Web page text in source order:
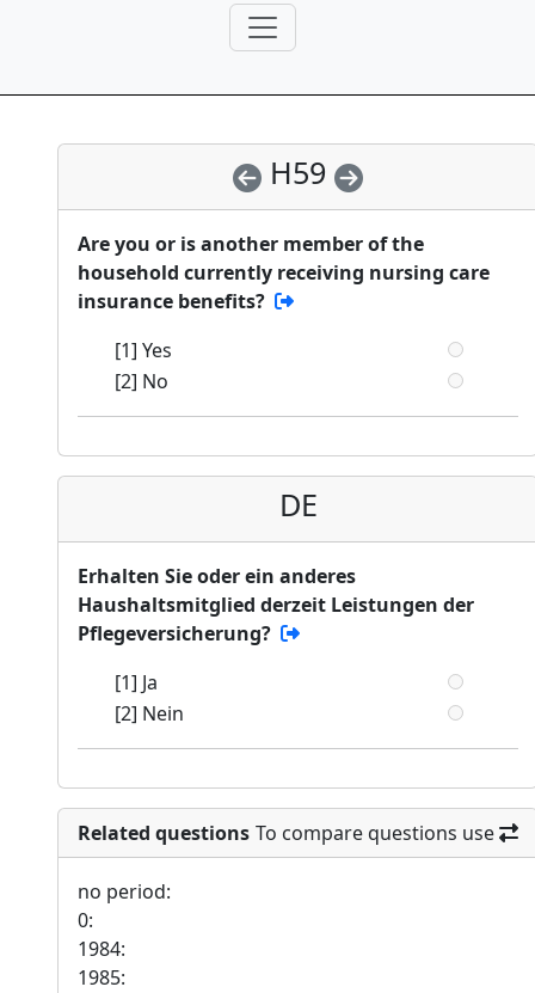
H59
Are you or is another member of the
household currently receiving nursing care
insurance benefits?
[1] Yes
[2] No
DE
Erhalten Sie oder ein anderes
Haushaltsmitglied derzeit Leistungen der
Pflegeversicherung?
[1] Ja
[2] Nein
Related questions To compare questions use
no period:
0:
1984:
1985: